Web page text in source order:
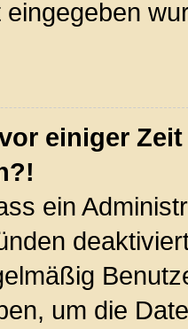
einiger
ein
um die